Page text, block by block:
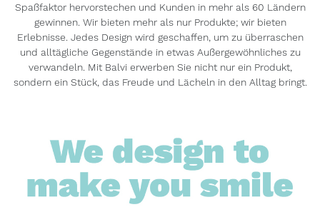
Spaßfaktor hervorstechen und Kunden in mehr als 60 Ländern
gewinnen. Wir bieten mehr als nur Produkte; wir bieten
Erlebnisse. Jedes Design wird geschaffen, um zu überraschen
und alltägliche Gegenstände in etwas Außergewöhnliches zu
verwandeln. Mit Balvi erwerben Sie nicht nur ein Produkt,
sondern ein Stück, das Freude und Lächeln in den Alltag bringt.